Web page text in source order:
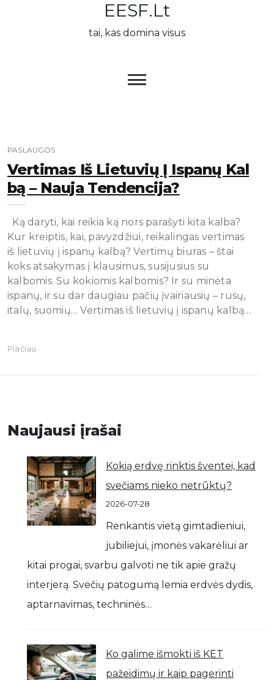
EESF.lt
tai, kas domina visus
PASLAUGOS
Vertimas Iš Lietuvių Į Ispanų Kal
Bą – Nauja Tendencija?
Ką daryti, kai reikia ką nors parašyti kita kalba?
Kur kreiptis, kai, pavyzdžiui, reikalingas vertimas
iš lietuvių į ispanų kalbą? Vertimų biuras – štai
koks atsakymas į klausimus, susijusius su
kalbomis. Su kokiomis kalbomis? Ir su minėta
ispanų, ir su dar daugiau pačių įvairiausių – rusų,
italų, suomių… Vertimas iš lietuvių į ispanų kalbą…
Plačiau
Naujausi įrašai
Kokią erdvę rinktis šventei, kad
svečiams nieko netrūktų?
2026-07-28
Renkantis vietą gimtadieniui,
jubiliejui, įmonės vakarėliui ar
kitai progai, svarbu galvoti ne tik apie gražų
interjerą. Svečių patogumą lemia erdvės dydis,
aptarnavimas, techninės…
Ko galime išmokti iš KET
pažeidimų ir kaip pagerinti